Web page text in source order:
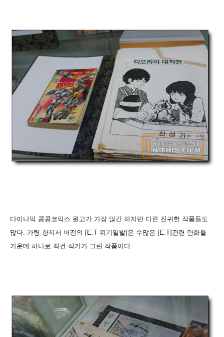
다이나믹 콩콩코믹스 원고가 가장 많긴 하지만 다른 진귀한 작품들도
많다. 가령 향지서 버전의 [E.T 위기일발]은 수많은 [E.T]관련 만화들
가운데 하나로 최건 작가가 그린 작품이다.